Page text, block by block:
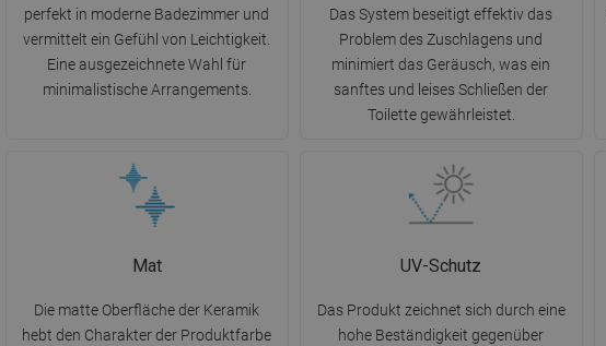
perfekt in moderne Badezimmer und
vermittelt ein Gefühl von Leichtigkeit.
Eine ausgezeichnete Wahl für
minimalistische Arrangements.
Das System beseitigt effektiv das
Problem des Zuschlagens und
minimiert das Geräusch, was ein
sanftes und leises Schließen der
Toilette gewährleistet.
Mat
Die matte Oberfläche der Keramik
hebt den Charakter der Produktfarbe
UV-Schutz
Das Produkt zeichnet sich durch eine
hohe Beständigkeit gegenüber